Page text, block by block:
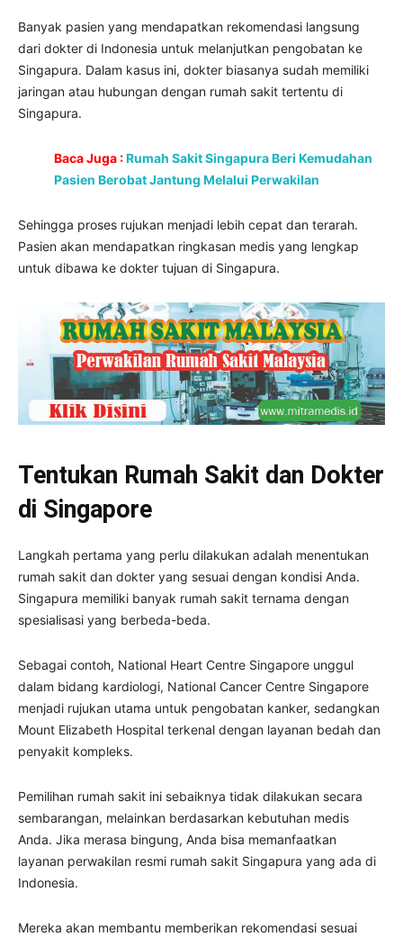
Banyak pasien yang mendapatkan rekomendasi langsung
dari dokter di Indonesia untuk melanjutkan pengobatan ke
Singapura. Dalam kasus ini, dokter biasanya sudah memiliki
jaringan atau hubungan dengan rumah sakit tertentu di
Singapura.
Baca Juga :Rumah Sakit Singapura Beri Kemudahan
Pasien Berobat Jantung Melalui Perwakilan
Sehingga proses rujukan menjadi lebih cepat dan terarah.
Pasien akan mendapatkan ringkasan medis yang lengkap
untuk dibawa ke dokter tujuan di Singapura.
Tentukan Rumah Sakit dan Dokter
di Singapore
Langkah pertama yang perlu dilakukan adalah menentukan
rumah sakit dan dokter yang sesuai dengan kondisi Anda.
Singapura memiliki banyak rumah sakit ternama dengan
spesialisasi yang berbeda-beda.
Sebagai contoh, National Heart Centre Singapore unggul
dalam bidang kardiologi, National Cancer Centre Singapore
menjadi rujukan utama untuk pengobatan kanker, sedangkan
Mount Elizabeth Hospital terkenal dengan layanan bedah dan
penyakit kompleks.
Pemilihan rumah sakit ini sebaiknya tidak dilakukan secara
sembarangan, melainkan berdasarkan kebutuhan medis
Anda. Jika merasa bingung, Anda bisa memanfaatkan
layanan perwakilan resmi rumah sakit Singapura yang ada di
Indonesia.
Mereka akan membantu memberikan rekomendasi sesuai